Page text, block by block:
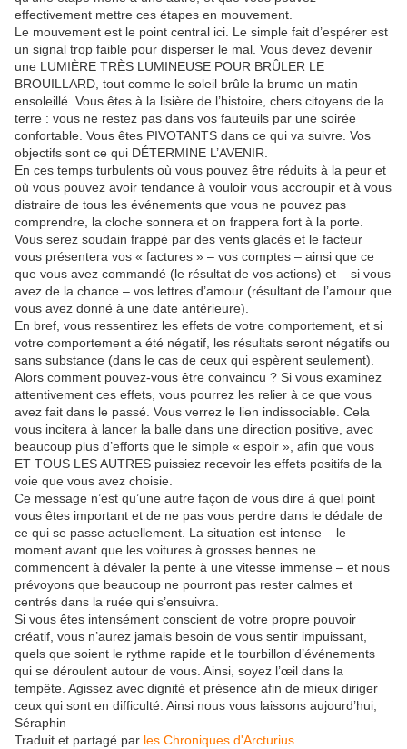
effectivement mettre ces étapes en mouvement.
Le mouvement est le point central ici. Le simple fait d’espérer est
un signal trop faible pour disperser le mal. Vous devez devenir
une LUMIÈRE TRÈS LUMINEUSE POUR BRÛLER LE
BROUILLARD, tout comme le soleil brûle la brume un matin
ensoleillé. Vous êtes à la lisière de l’histoire, chers citoyens de la
terre : vous ne restez pas dans vos fauteuils par une soirée
confortable. Vous êtes PIVOTANTS dans ce qui va suivre. Vos
objectifs sont ce qui DÉTERMINE L’AVENIR.
En ces temps turbulents où vous pouvez être réduits à la peur et
où vous pouvez avoir tendance à vouloir vous accroupir et à vous
distraire de tous les événements que vous ne pouvez pas
comprendre, la cloche sonnera et on frappera fort à la porte.
Vous serez soudain frappé par des vents glacés et le facteur
vous présentera vos « factures » – vos comptes – ainsi que ce
que vous avez commandé (le résultat de vos actions) et – si vous
avez de la chance – vos lettres d’amour (résultant de l’amour que
vous avez donné à une date antérieure).
En bref, vous ressentirez les effets de votre comportement, et si
votre comportement a été négatif, les résultats seront négatifs ou
sans substance (dans le cas de ceux qui espèrent seulement).
Alors comment pouvez-vous être convaincu ? Si vous examinez
attentivement ces effets, vous pourrez les relier à ce que vous
avez fait dans le passé. Vous verrez le lien indissociable. Cela
vous incitera à lancer la balle dans une direction positive, avec
beaucoup plus d’efforts que le simple « espoir », afin que vous
ET TOUS LES AUTRES puissiez recevoir les effets positifs de la
voie que vous avez choisie.
Ce message n’est qu’une autre façon de vous dire à quel point
vous êtes important et de ne pas vous perdre dans le dédale de
ce qui se passe actuellement. La situation est intense – le
moment avant que les voitures à grosses bennes ne
commencent à dévaler la pente à une vitesse immense – et nous
prévoyons que beaucoup ne pourront pas rester calmes et
centrés dans la ruée qui s’ensuivra.
Si vous êtes intensément conscient de votre propre pouvoir
créatif, vous n’aurez jamais besoin de vous sentir impuissant,
quels que soient le rythme rapide et le tourbillon d’événements
qui se déroulent autour de vous. Ainsi, soyez l’œil dans la
tempête. Agissez avec dignité et présence afin de mieux diriger
ceux qui sont en difficulté. Ainsi nous vous laissons aujourd’hui,
Séraphin
Traduit et partagé par les Chroniques d'Arcturius